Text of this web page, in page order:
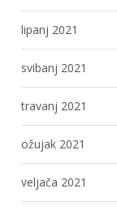
lipanj 2021
svibanj 2021
travanj 2021
ožujak 2021
veljača 2021